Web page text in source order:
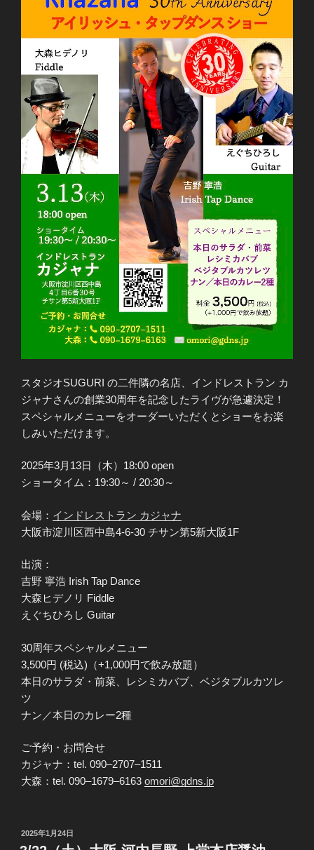
スタジオSUGURI の二件隣の名店、インドレストラン カ
ジャナさんの創業30周年を記念したライヴが急遽決定！
スペシャルメニューをオーダーいただくとショーをお楽
しみいただけます。
2025年3月13日（木）18:00 open
ショータイム：19:30～ / 20:30～
会場： インドレストラン カジャナ
大阪市淀川区西中島4-6-30 チサン第5新大阪1F
出演：
吉野 寧浩 Irish Tap Dance
大森ヒデノリ Fiddle
えぐちひろし Guitar
30周年スペシャルメニュー
3,500円 (税込)（+1,000円で飲み放題）
本日のサラダ・前菜、レシミカバブ、ベジタブルカツレ
ツ
ナン／本日のカレー2種
ご予約・お問合せ
カジャナ：tel. 090‒2707‒1511
大森：tel. 090‒1679‒6163 omori@gdns.jp
投
稿
2025年1月24日